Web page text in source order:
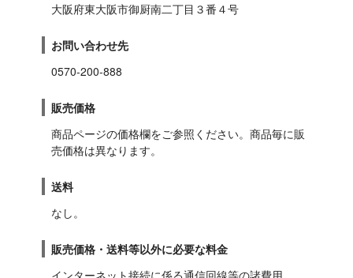
大阪府東大阪市御厨南二丁目３番４号
お問い合わせ先
0570-200-888
販売価格
商品ページの価格欄をご参照ください。商品毎に販
売価格は異なります。
送料
なし。
販売価格・送料等以外に必要な料金
インターネット接続に係る通信回線等の諸費用。